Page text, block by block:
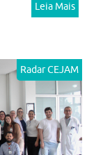
Leia Mais
Radar CEJAM